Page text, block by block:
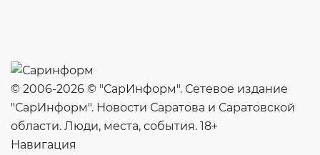
© 2006-2026 © "СарИнформ". Сетевое издание
"СарИнформ". Новости Саратова и Саратовской
области. Люди, места, события. 18+
Навигация